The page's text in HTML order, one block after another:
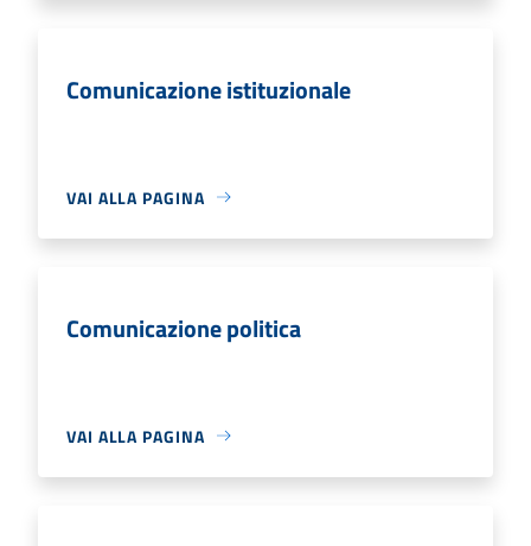
Comunicazione istituzionale
VAI ALLA PAGINA
Comunicazione politica
VAI ALLA PAGINA